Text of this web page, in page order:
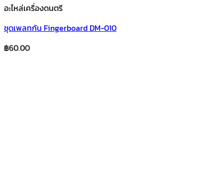
อะไหล่เครื่องดนตรี
ชุดเพลทกัน Fingerboard DM-010
฿60.00